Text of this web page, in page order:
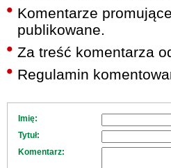
Komentarze
publikowane.
Za treść komentarza
Regulamin
Imię:
Tytuł:
Komentarz: